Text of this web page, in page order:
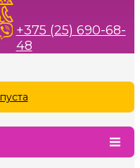
+375 (25) 690-68-
48